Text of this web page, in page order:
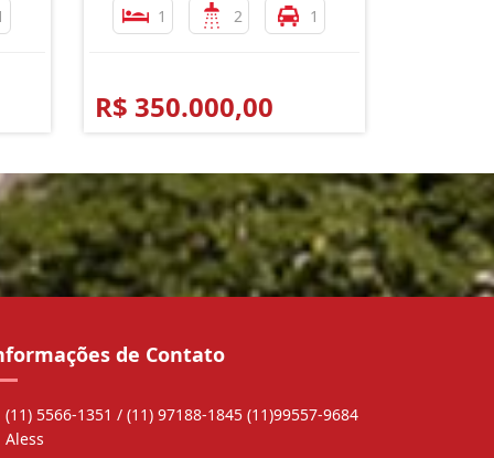
1 2 1
R$ 350.000,00
de Contato
(11) 5566-1351 / (11) 97188-1845 (11)99557-9684
Aless